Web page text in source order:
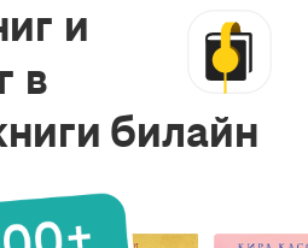
и
в
билайн